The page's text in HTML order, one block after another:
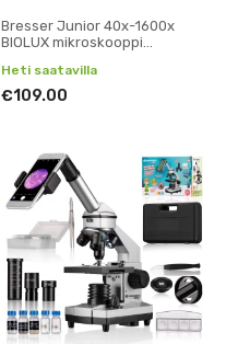
Bresser Junior 40x-1600x
BIOLUX mikroskooppi
Heti saatavilla
€109.00